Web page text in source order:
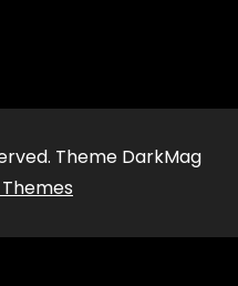
Theme DarkMag